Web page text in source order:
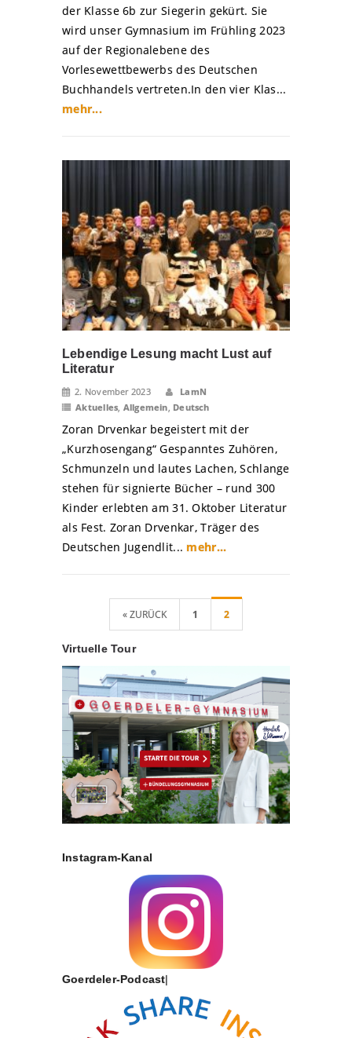
der Klasse 6b zur Siegerin gekürt. Sie
wird unser Gymnasium im Frühling 2023
auf der Regionalebene des
Vorlesewettbewerbs des Deutschen
Buchhandels vertreten.In den vier Klas...
mehr...
Lebendige Lesung macht Lust auf
Literatur
2. November 2023
LamN
Aktuelles Allgemein Deutsch
Zoran Drvenkar begeistert mit der
„Kurzhosengang“ Gespanntes Zuhören,
Schmunzeln und lautes Lachen, Schlange
stehen für signierte Bücher – rund 300
Kinder erlebten am 31. Oktober Literatur
als Fest. Zoran Drvenkar, Träger des
Deutschen Jugendlit... mehr...
« ZURÜCK 1 2
Virtuelle Tour
Instagram-Kanal
Goerdeler-Podcast